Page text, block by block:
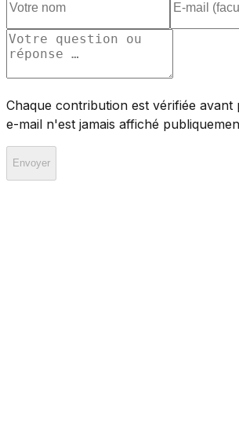
Chaque contribution est vérifiée avant
e-mail n'est jamais affiché
Envoyer